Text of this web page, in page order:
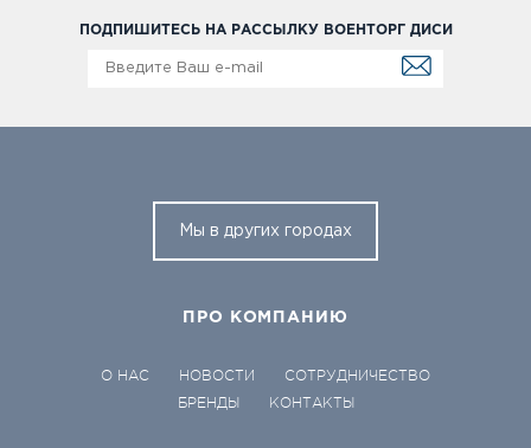
ПОДПИШИТЕСЬ НА РАССЫЛКУ ВОЕНТОРГ ДИСИ
Мы в других городах
ПРО КОМПАНИЮ
О НАС НОВОСТИ
СОТРУДНИЧЕСТВО
БРЕНДЫ
КОНТАКТЫ